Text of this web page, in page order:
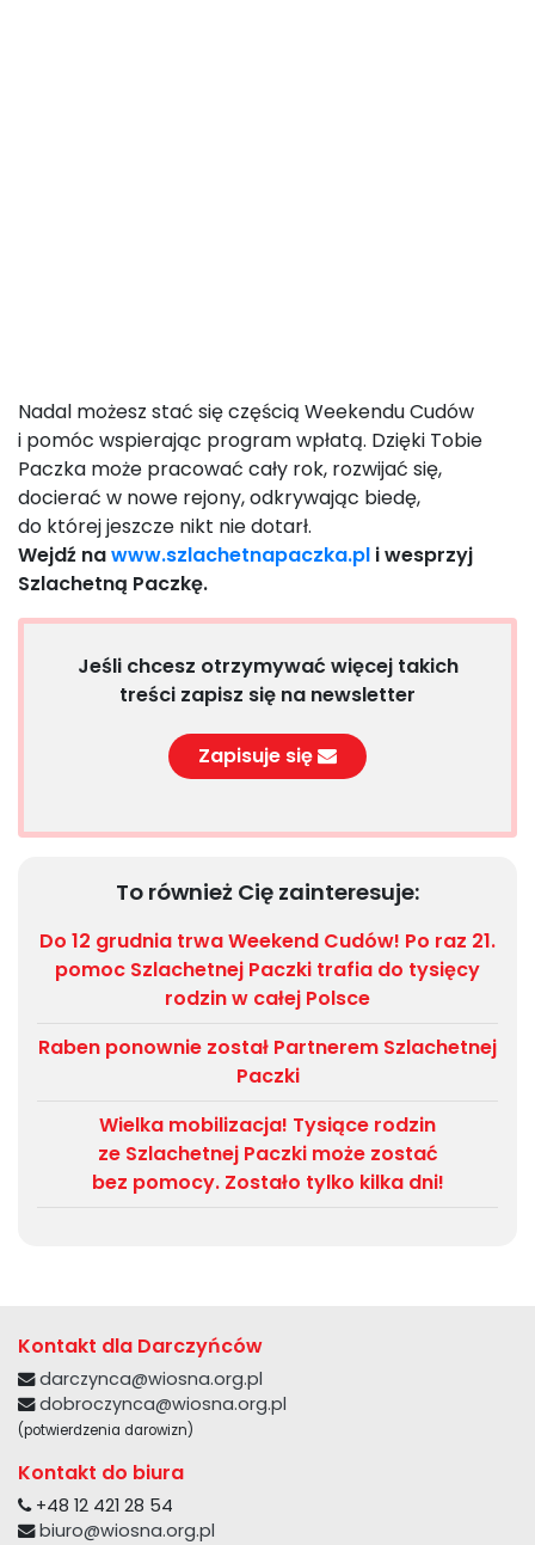
Nadal możesz stać się częścią Weekendu Cudów
i pomóc wspierając program wpłatą. Dzięki Tobie
Paczka może pracować cały rok, rozwijać się,
docierać w nowe rejony, odkrywając biedę,
do której jeszcze nikt nie dotarł.
Wejdź nawww.szlachetnapaczka.pl i wesprzyj
Szlachetną Paczkę.
Jeśli chcesz otrzymywać więcej takich
treści zapisz się na newsletter
Zapisuje się
To również Cię zainteresuje:
Do 12 grudnia trwa Weekend Cudów! Po raz 21.
pomoc Szlachetnej Paczki trafia do tysięcy
rodzin w całej Polsce
Raben ponownie został Partnerem Szlachetnej
Paczki
Wielka mobilizacja! Tysiące rodzin
ze Szlachetnej Paczki może zostać
bez pomocy. Zostało tylko kilka dni!
Kontakt dla Darczyńców
darczynca@wiosna.org.pl
dobroczynca@wiosna.org.pl
(potwierdzenia darowizn)
Kontakt do biura
+48 12 421 28 54
biuro@wiosna.org.pl